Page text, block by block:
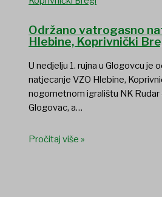
Održano vatrogasno
Hlebine, Koprivnički
U nedjelju 1. rujna u Glogovcu je
natjecanje VZO Hlebine,
nogometnom igralištu NK Rudar
Glogovac, a…
Pročitaj više »